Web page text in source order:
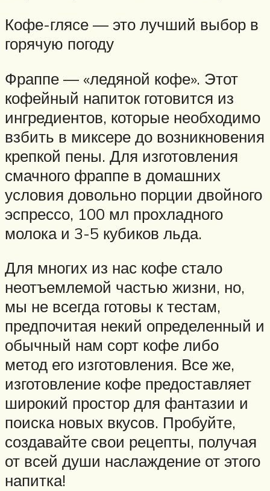
Кофе-глясе — это лучший выбор в
горячую погоду
Фраппе — «ледяной кофе». Этот
кофейный напиток готовится из
ингредиентов, которые необходимо
взбить в миксере до возникновения
крепкой пены. Для изготовления
смачного фраппе в домашних
условия довольно порции двойного
эспрессо, 100 мл прохладного
молока и 3-5 кубиков льда.
Для многих из нас кофе стало
неотъемлемой частью жизни, но,
мы не всегда готовы к тестам,
предпочитая некий определенный и
обычный нам сорт кофе либо
метод его изготовления. Все же,
изготовление кофе предоставляет
широкий простор для фантазии и
поиска новых вкусов. Пробуйте,
создавайте свои рецепты, получая
от всей души наслаждение от этого
напитка!